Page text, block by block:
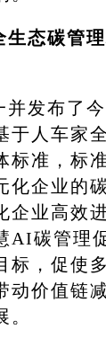
生态碳管
并发布了
于人车家
标准，标
化企业的
企业高效
AI碳管理
标，促使
动价值链